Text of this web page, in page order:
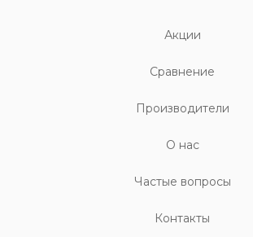
Акции
Cравнение
Производители
О нас
Частые вопросы
Контакты